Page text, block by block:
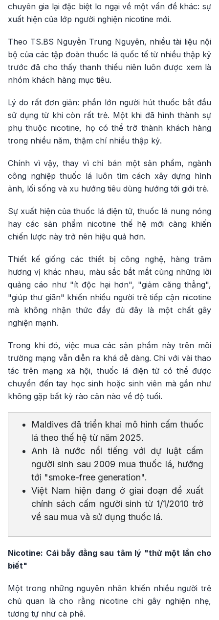
chuyên gia lại đặc biệt lo ngại về một vấn đề khác: sự
xuất hiện của lớp người nghiện nicotine mới.
Theo TS.BS Nguyễn Trung Nguyên, nhiều tài liệu nội
bộ của các tập đoàn thuốc lá quốc tế từ nhiều thập kỷ
trước đã cho thấy thanh thiếu niên luôn được xem là
nhóm khách hàng mục tiêu.
Lý do rất đơn giản: phần lớn người hút thuốc bắt đầu
sử dụng từ khi còn rất trẻ. Một khi đã hình thành sự
phụ thuộc nicotine, họ có thể trở thành khách hàng
trong nhiều năm, thậm chí nhiều thập kỷ.
Chính vì vậy, thay vì chỉ bán một sản phẩm, ngành
công nghiệp thuốc lá luôn tìm cách xây dựng hình
ảnh, lối sống và xu hướng tiêu dùng hướng tới giới trẻ.
Sự xuất hiện của thuốc lá điện tử, thuốc lá nung nóng
hay các sản phẩm nicotine thế hệ mới càng khiến
chiến lược này trở nên hiệu quả hơn.
Thiết kế giống các thiết bị công nghệ, hàng trăm
hương vị khác nhau, màu sắc bắt mắt cùng những lời
quảng cáo như "ít độc hại hơn", "giảm căng thẳng",
"giúp thư giãn" khiến nhiều người trẻ tiếp cận nicotine
mà không nhận thức đầy đủ đây là một chất gây
nghiện mạnh.
Trong khi đó, việc mua các sản phẩm này trên môi
trường mạng vẫn diễn ra khá dễ dàng. Chỉ với vài thao
tác trên mạng xã hội, thuốc lá điện tử có thể được
chuyển đến tay học sinh hoặc sinh viên mà gần như
không gặp bất kỳ rào cản nào về độ tuổi.
Maldives đã triển khai mô hình cấm thuốc
lá theo thế hệ từ năm 2025.
Anh là nước nổi tiếng với dự luật cấm
người sinh sau 2009 mua thuốc lá, hướng
tới "smoke-free generation".
Việt Nam hiện đang ở giai đoạn đề xuất
chính sách cấm người sinh từ 1/1/2010 trở
về sau mua và sử dụng thuốc lá.
Nicotine: Cái bẫy đằng sau tâm lý "thử một lần cho
biết"
Một trong những nguyên nhân khiến nhiều người trẻ
chủ quan là cho rằng nicotine chỉ gây nghiện nhẹ,
tương tự như cà phê.